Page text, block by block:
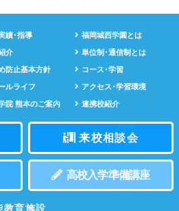
績･指導 福岡城西学園とは
介 単位制･通信制とは
防止基本方針 コース･学習
ルライフ アクセス･学習環境
院 熊本のご案内 連携校紹介
来校相談会
高校入学準備講座
教育施設